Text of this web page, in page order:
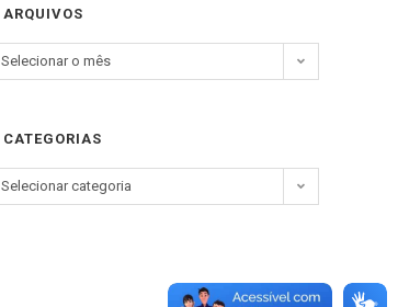
ARQUIVOS
Selecionar o mês
CATEGORIAS
Selecionar categoria